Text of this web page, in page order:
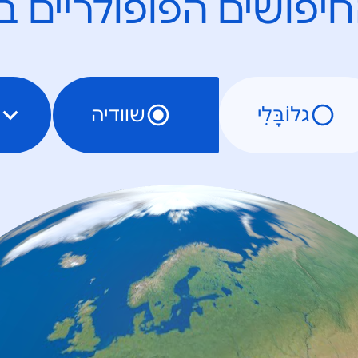
הפופולריים
גלוֹבָּלִי שוודיה